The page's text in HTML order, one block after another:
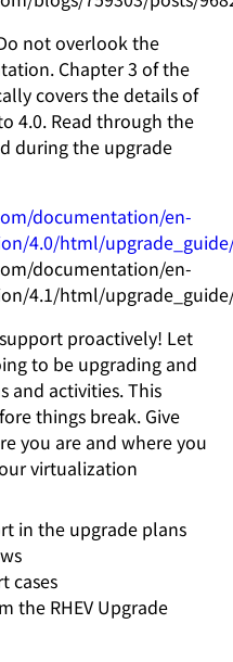
not overlook the
Chapter 3 of the
covers the details of
4.0. Read through the
during the upgrade
documentation/en-
4.0/html/
documentation/en-
4.1/html/
proactively! Let
to be upgrading and
and activities. This
things break. Give
you are and where you
virtualization
in the upgrade plans
cases
the RHEV Upgrade